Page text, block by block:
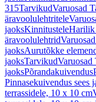
315TarvikudVaruosad
äravoolulehtritele
jaoksKinnitusteleHarilik
äravoolulehtrid
jaoksAurutõkke
jaoksTarvikudVaruosad
jaoksPõrandakuivendus
Pinnasekuivendus sees
terrassidele, 10 x 10 cm